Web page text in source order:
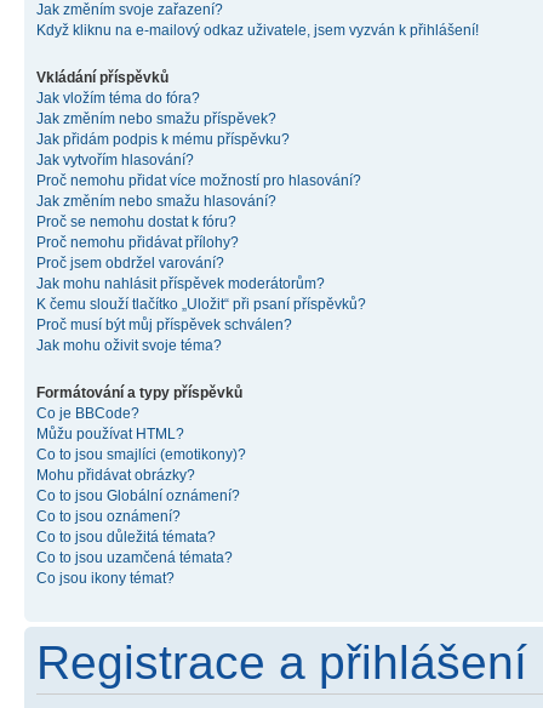
Jak změním svoje zařazení?
Když kliknu na e-mailový odkaz uživatele, jsem vyzván k přihlášení!
Vkládání příspěvků
Jak vložím téma do fóra?
Jak změním nebo smažu příspěvek?
Jak přidám podpis k mému příspěvku?
Jak vytvořím hlasování?
Proč nemohu přidat více možností pro hlasování?
Jak změním nebo smažu hlasování?
Proč se nemohu dostat k fóru?
Proč nemohu přidávat přílohy?
Proč jsem obdržel varování?
Jak mohu nahlásit příspěvek moderátorům?
K čemu slouží tlačítko „Uložit“ při psaní příspěvků?
Proč musí být můj příspěvek schválen?
Jak mohu oživit svoje téma?
Formátování a typy příspěvků
Co je BBCode?
Můžu používat HTML?
Co to jsou smajlíci (emotikony)?
Mohu přidávat obrázky?
Co to jsou Globální oznámení?
Co to jsou oznámení?
Co to jsou důležitá témata?
Co to jsou uzamčená témata?
Co jsou ikony témat?
Registrace a přihlášení